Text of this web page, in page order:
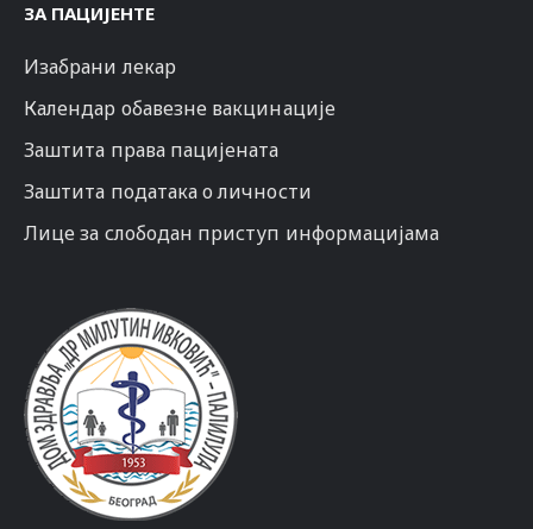
ЗА ПАЦИЈЕНТЕ
Изабрани лекар
Календар обавезне вакцинације
Заштита права пацијената
Заштита података о личности
Лице за слободан приступ информацијама